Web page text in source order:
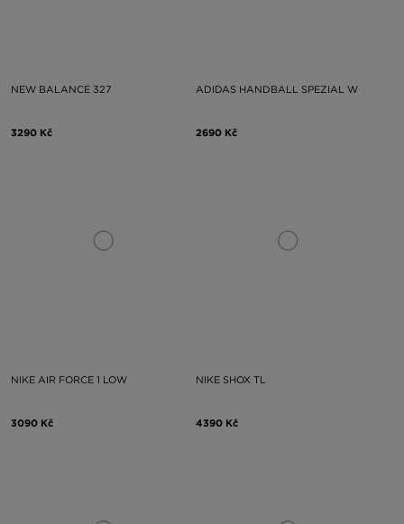
NEW BALANCE 327
3290 Kč
ADIDAS HANDBALL SPEZIAL W
2690 Kč
NIKE AIR FORCE 1 LOW
3090 Kč
NIKE SHOX TL
4390 Kč